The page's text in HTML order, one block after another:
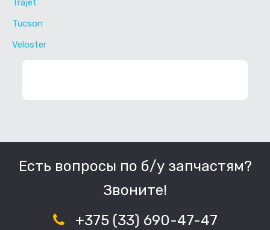
Trajet
Tucson
Veloster
Есть вопросы по б/у запчастям?
Звоните!
+375 (33) 690-47-47